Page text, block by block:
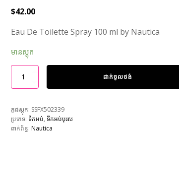
$42.00
Eau De Toilette Spray 100 ml by Nautica
មានស្តុក
ដាក់ចូលថង់
កូដស្តុក: SSFX502339
ប្រភេទ: ទឹកអប់, ទឹកអប់បុរស
ពាក់ព័ន្ធ: Nautica